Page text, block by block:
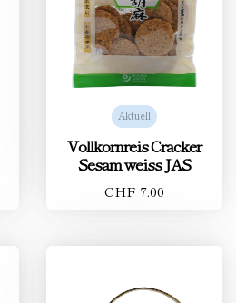
Aktuell
Vollkornreis Cracker
Sesam weiss JAS
CHF 7.00